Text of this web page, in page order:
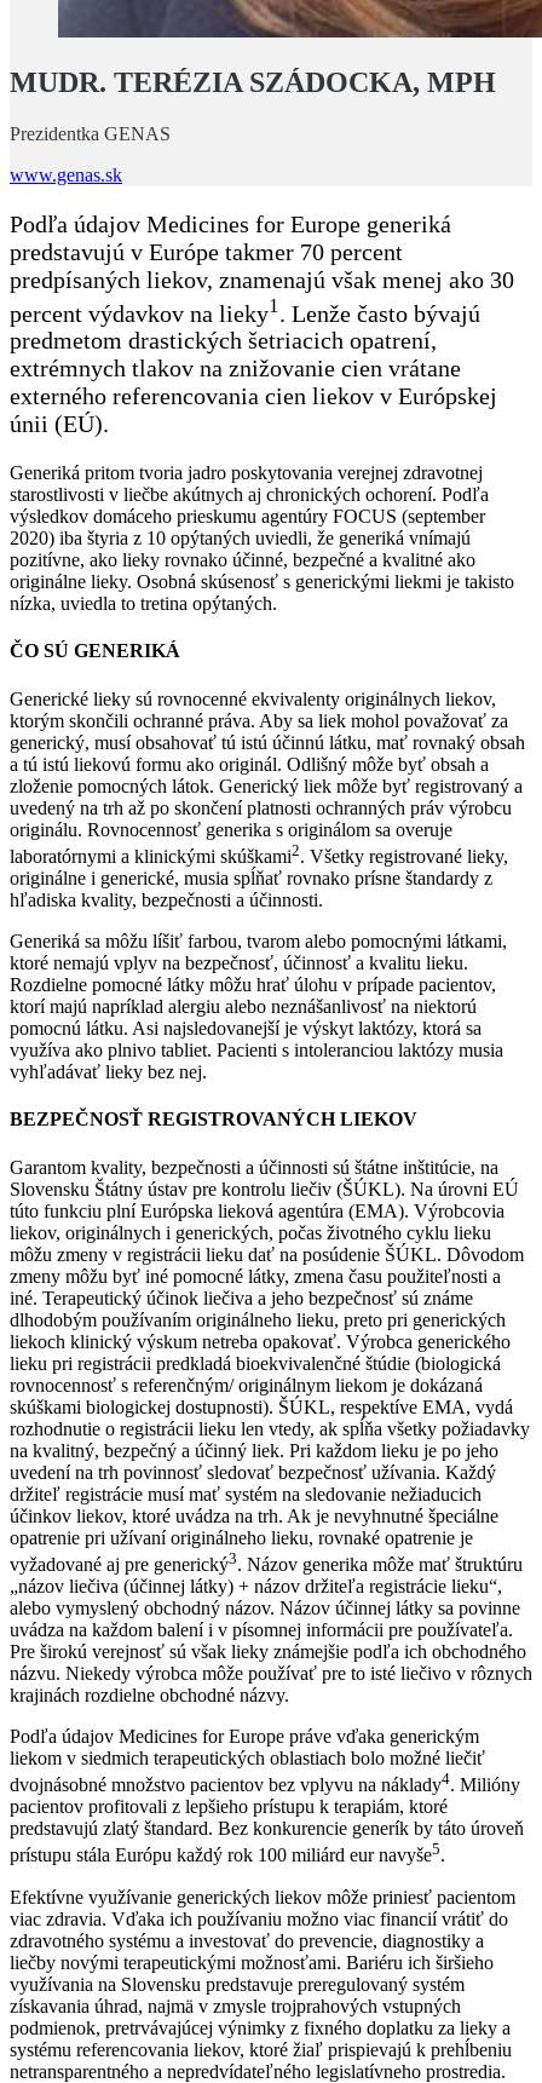
MUDR. TERÉZIA SZÁDOCKA, MPH
Prezidentka GENAS
www.genas.sk
Podľa údajov Medicines for Europe generiká
predstavujú v Európe takmer 70 percent
predpísaných liekov, znamenajú však menej ako 30
percent výdavkov na lieky1
. Lenže často bývajú
predmetom drastických šetriacich opatrení,
extrémnych tlakov na znižovanie cien vrátane
externého referencovania cien liekov v Európskej
únii (EÚ).
Generiká pritom tvoria jadro poskytovania verejnej zdravotnej
starostlivosti v liečbe akútnych aj chronických ochorení. Podľa
výsledkov domáceho prieskumu agentúry FOCUS (september
2020) iba štyria z 10 opýtaných uviedli, že generiká vnímajú
pozitívne, ako lieky rovnako účinné, bezpečné a kvalitné ako
originálne lieky. Osobná skúsenosť s generickými liekmi je takisto
nízka, uviedla to tretina opýtaných.
ČO SÚ GENERIKÁ
Generické lieky sú rovnocenné ekvivalenty originálnych liekov,
ktorým skončili ochranné práva. Aby sa liek mohol považovať za
generický, musí obsahovať tú istú účinnú látku, mať rovnaký obsah
a tú istú liekovú formu ako originál. Odlišný môže byť obsah a
zloženie pomocných látok. Generický liek môže byť registrovaný a
uvedený na trh až po skončení platnosti ochranných práv výrobcu
originálu. Rovnocennosť generika s originálom sa overuje
laboratórnymi a klinickými skúškami2. Všetky registrované lieky,
originálne i generické, musia spĺňať rovnako prísne štandardy z
hľadiska kvality, bezpečnosti a účinnosti.
Generiká sa môžu líšiť farbou, tvarom alebo pomocnými látkami,
ktoré nemajú vplyv na bezpečnosť, účinnosť a kvalitu lieku.
Rozdielne pomocné látky môžu hrať úlohu v prípade pacientov,
ktorí majú napríklad alergiu alebo neznášanlivosť na niektorú
pomocnú látku. Asi najsledovanejší je výskyt laktózy, ktorá sa
využíva ako plnivo tabliet. Pacienti s intoleranciou laktózy musia
vyhľadávať lieky bez nej.
BEZPEČNOSŤ REGISTROVANÝCH LIEKOV
Garantom kvality, bezpečnosti a účinnosti sú štátne inštitúcie, na
Slovensku Štátny ústav pre kontrolu liečiv (ŠÚKL). Na úrovni EÚ
túto funkciu plní Európska lieková agentúra (EMA). Výrobcovia
liekov, originálnych i generických, počas životného cyklu lieku
môžu zmeny v registrácii lieku dať na posúdenie ŠÚKL. Dôvodom
zmeny môžu byť iné pomocné látky, zmena času použiteľnosti a
iné. Terapeutický účinok liečiva a jeho bezpečnosť sú známe
dlhodobým používaním originálneho lieku, preto pri generických
liekoch klinický výskum netreba opakovať. Výrobca generického
lieku pri registrácii predkladá bioekvivalenčné štúdie (biologická
rovnocennosť s referenčným/ originálnym liekom je dokázaná
skúškami biologickej dostupnosti). ŠÚKL, respektíve EMA, vydá
rozhodnutie o registrácii lieku len vtedy, ak spĺňa všetky požiadavky
na kvalitný, bezpečný a účinný liek. Pri každom lieku je po jeho
uvedení na trh povinnosť sledovať bezpečnosť užívania. Každý
držiteľ registrácie musí mať systém na sledovanie nežiaducich
účinkov liekov, ktoré uvádza na trh. Ak je nevyhnutné špeciálne
opatrenie pri užívaní originálneho lieku, rovnaké opatrenie je
vyžadované aj pre generický3. Názov generika môže mať štruktúru
„názov liečiva (účinnej látky) + názov držiteľa registrácie lieku“,
alebo vymyslený obchodný názov. Názov účinnej látky sa povinne
uvádza na každom balení i v písomnej informácii pre používateľa.
Pre širokú verejnosť sú však lieky známejšie podľa ich obchodného
názvu. Niekedy výrobca môže používať pre to isté liečivo v rôznych
krajinách rozdielne obchodné názvy.
Podľa údajov Medicines for Europe práve vďaka generickým
liekom v siedmich terapeutických oblastiach bolo možné liečiť
dvojnásobné množstvo pacientov bez vplyvu na náklady4. Milióny
pacientov profitovali z lepšieho prístupu k terapiám, ktoré
predstavujú zlatý štandard. Bez konkurencie generík by táto úroveň
prístupu stála Európu každý rok 100 miliárd eur navyše5.
Efektívne využívanie generických liekov môže priniesť pacientom
viac zdravia. Vďaka ich používaniu možno viac financií vrátiť do
zdravotného systému a investovať do prevencie, diagnostiky a
liečby novými terapeutickými možnosťami. Bariéru ich širšieho
využívania na Slovensku predstavuje preregulovaný systém
získavania úhrad, najmä v zmysle trojprahových vstupných
podmienok, pretrvávajúcej výnimky z fixného doplatku za lieky a
systému referencovania liekov, ktoré žiaľ prispievajú k prehĺbeniu
netransparentného a nepredvídateľného legislatívneho prostredia.